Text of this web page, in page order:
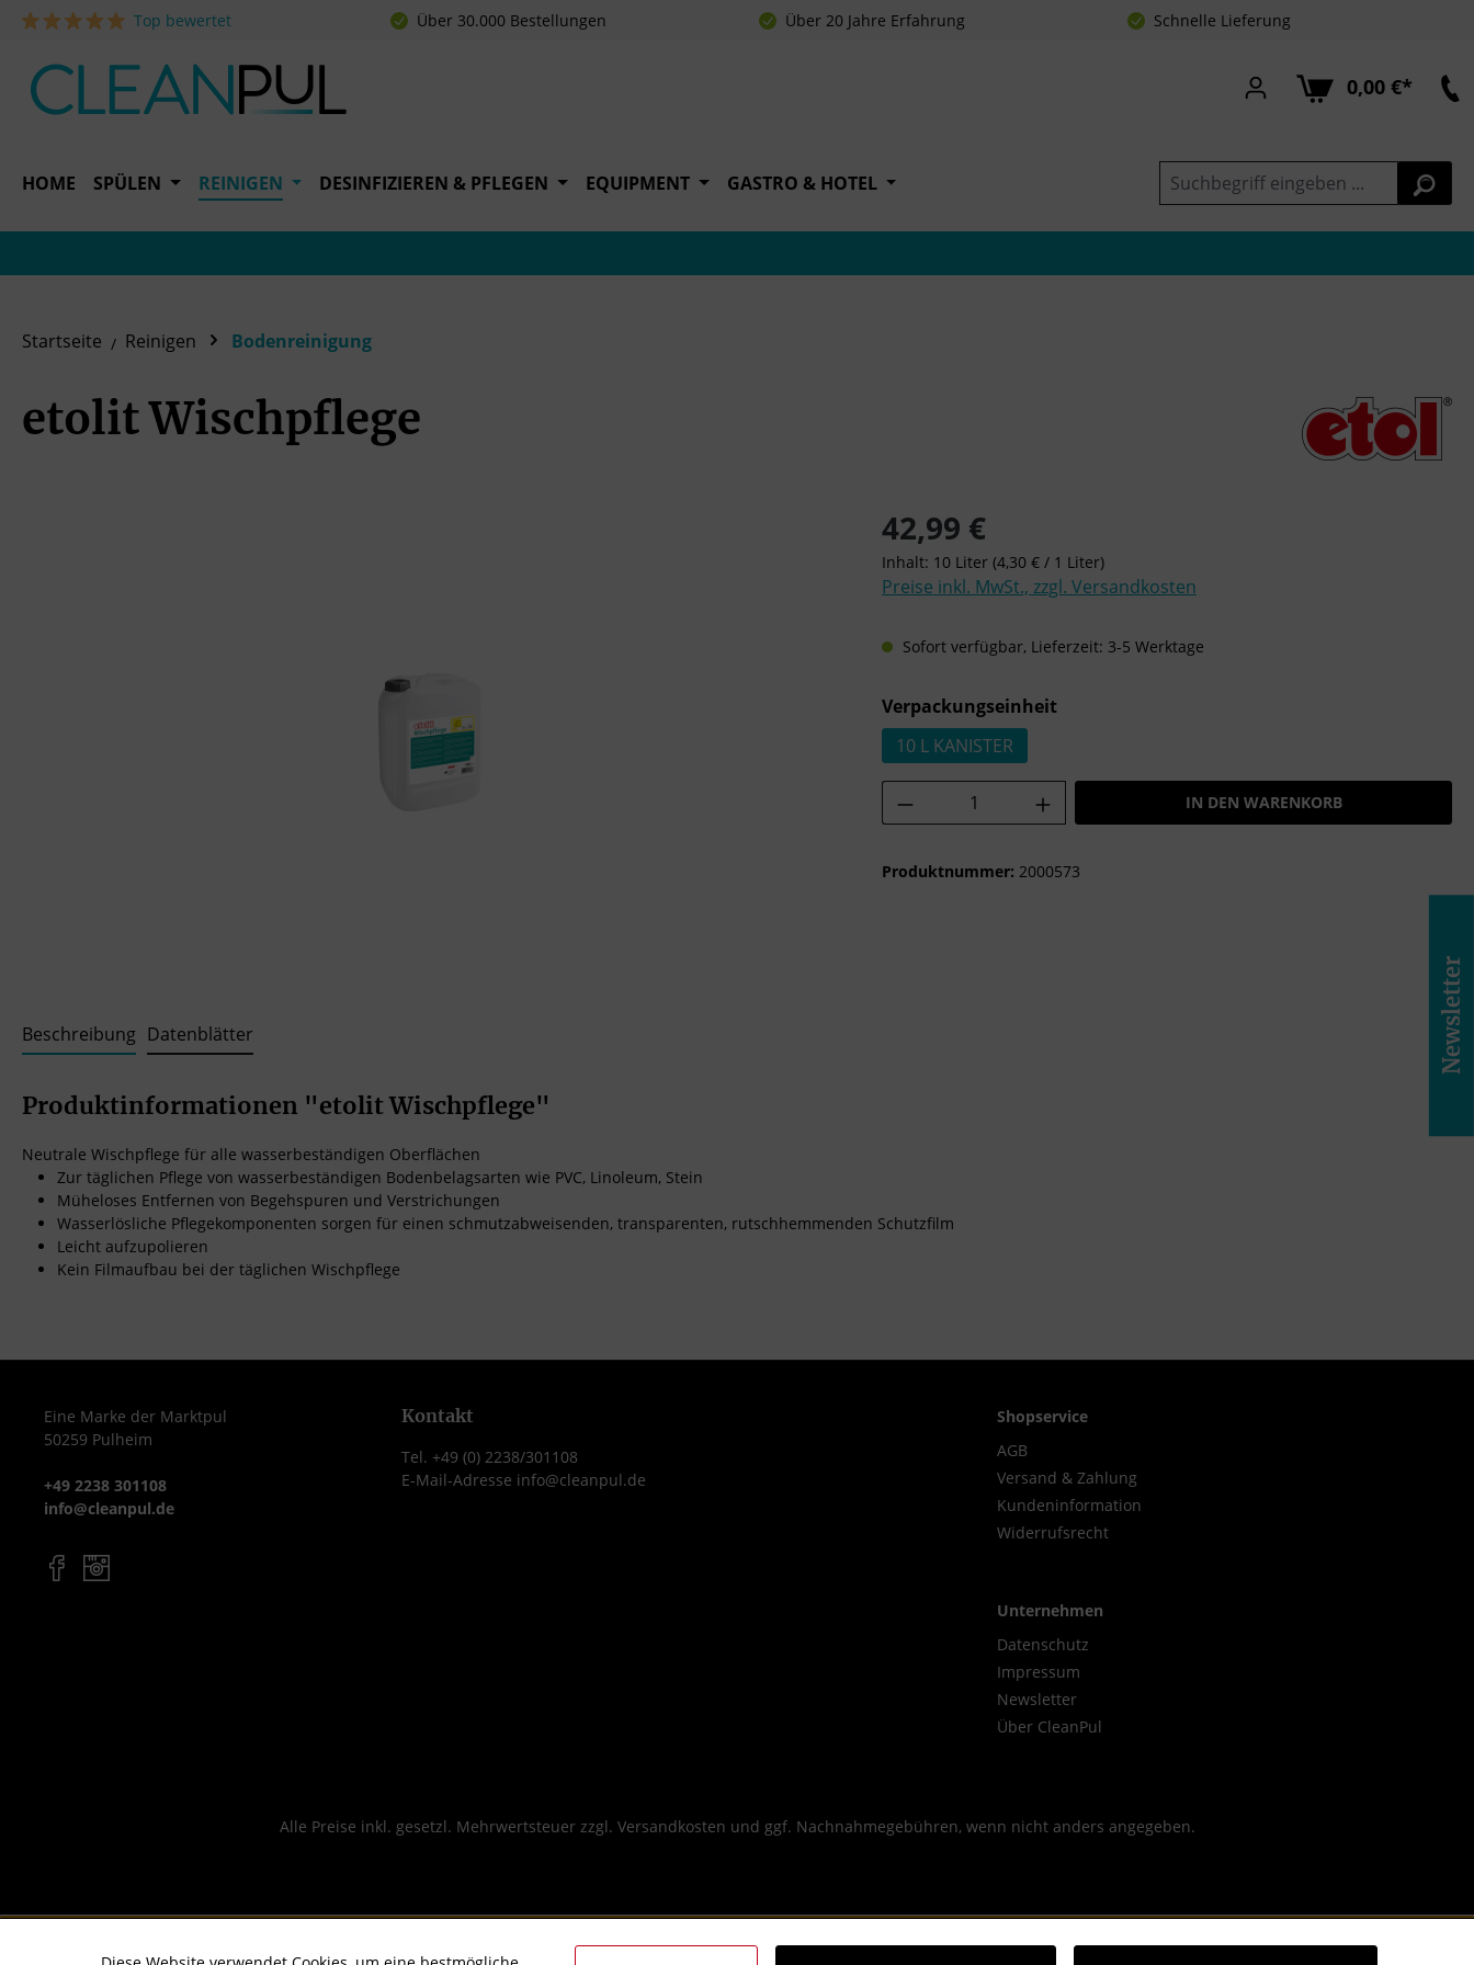
Hauptinhalt springen
Zur Suche springen
Zur Hauptnavigation springen
Top bewertet Über 30.000 Bestellungen Über 20 Jahre Erfahrung Schnelle Lieferung
0,00 €*
HOME SPÜLEN REINIGEN DESINFIZIEREN & PFLEGEN EQUIPMENT GASTRO & HOTEL
Startseite Reinigen Bodenreinigung
etolit Wischpflege
Regulärer Preis:
42,99 €
Inhalt: 10 Liter (4,30 € / 1 Liter)
Preise inkl. MwSt., zzgl. Versandkosten
Sofort verfügbar, Lieferzeit: 3-5 Werktage
Verpackungseinheitauswählen
10 L KANISTER
Produkt Anzahl: Gib den gewünschten Wert
IN DEN WARENKORB
Produktnummer: 2000573
Beschreibung Datenblätter
Produktinformationen "etolit Wischpflege"
Neutrale Wischpflege für alle wasserbeständigen Oberflächen
Zur täglichen Pflege von wasserbeständigen Bodenbelagsarten wie PVC, Linoleum, Stein
Müheloses Entfernen von Begehspuren und Verstrichungen
Wasserlösliche Pflegekomponenten sorgen für einen schmutzabweisenden, transparenten, rutschhemmenden Schutzfilm
Leicht aufzupolieren
Kein Filmaufbau bei der täglichen Wischpflege
Eine Marke der Marktpul
50259 Pulheim
+49 2238 301108
info@cleanpul.de
Kontakt
Tel. +49 (0) 2238/301108
E-Mail-Adresse info@cleanpul.de
Shopservice
AGB
Versand & Zahlung
Kundeninformation
Widerrufsrecht
Unternehmen
Datenschutz
Impressum
Newsletter
Über CleanPul
Alle Preise inkl. gesetzl. Mehrwertsteuer zzgl. Versandkosten und ggf. Nachnahmegebühren, wenn nicht anders angegeben.
Newsletter